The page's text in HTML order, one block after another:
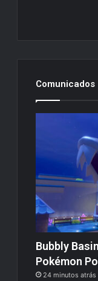
Comunicados
Bubbly
Pokémon
24 minutos atrás